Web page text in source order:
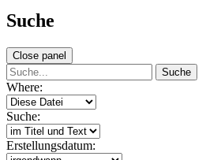
Suche
Close panel
Suche
Where:
Suche:
Erstellungsdatum: